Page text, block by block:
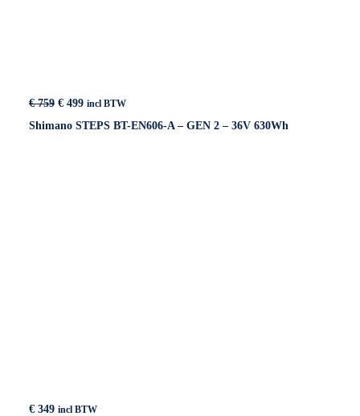
€759 Oorspronkelijke
was:
€ 499Huidige
is:
incl BTW
Shimano STEPS BT-EN606-A – GEN 2 – 36V 630Wh
€ 349 incl BTW